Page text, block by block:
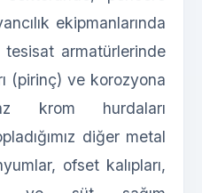
ekipmanlarında
tesisat armatürlerinde
(pirinç) ve korozyona
krom hurdaları
diğer metal
ofset kalıpları,